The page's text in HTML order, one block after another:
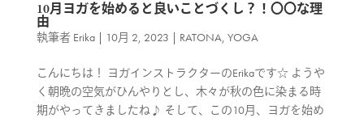
10月ヨガを始めると良いことづくし？！〇〇な理
由
執筆者 Erika| 10月 2, 2023 | RATONA, YOGA
こんにちは！ ヨガインストラクターのErikaです☆ ようや
く朝晩の空気がひんやりとし、木々が秋の色に染まる時
期がやってきましたね♪ そして、この10月、ヨガを始め